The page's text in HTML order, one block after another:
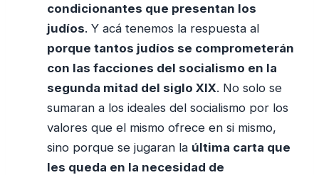
condicionantes que presentan los
judíos. Y acá tenemos la respuesta al
porque tantos judíos se comprometerán
con las facciones del socialismo en la
segunda mitad del siglo XIX. No solo se
sumaran a los ideales del socialismo por los
valores que el mismo ofrece en si mismo,
sino porque se jugaran la última carta que
les queda en la necesidad de